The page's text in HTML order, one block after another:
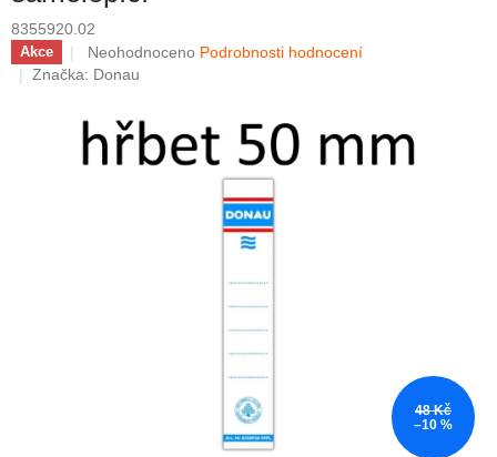
8355920.02
Akce Průměrné hodnocení produktu je 0,0 z 5 hvězdiček.
Neohodnoceno Podrobnosti hodnocení
Značka: Donau
48 Kč
–10 %